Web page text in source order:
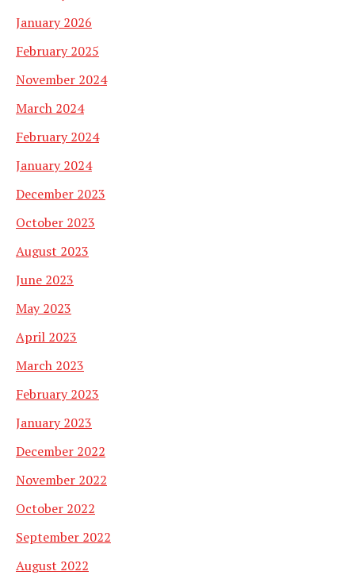
January 2026
February 2025
November 2024
March 2024
February 2024
January 2024
December 2023
October 2023
August 2023
June 2023
May 2023
April 2023
March 2023
February 2023
January 2023
December 2022
November 2022
October 2022
September 2022
August 2022